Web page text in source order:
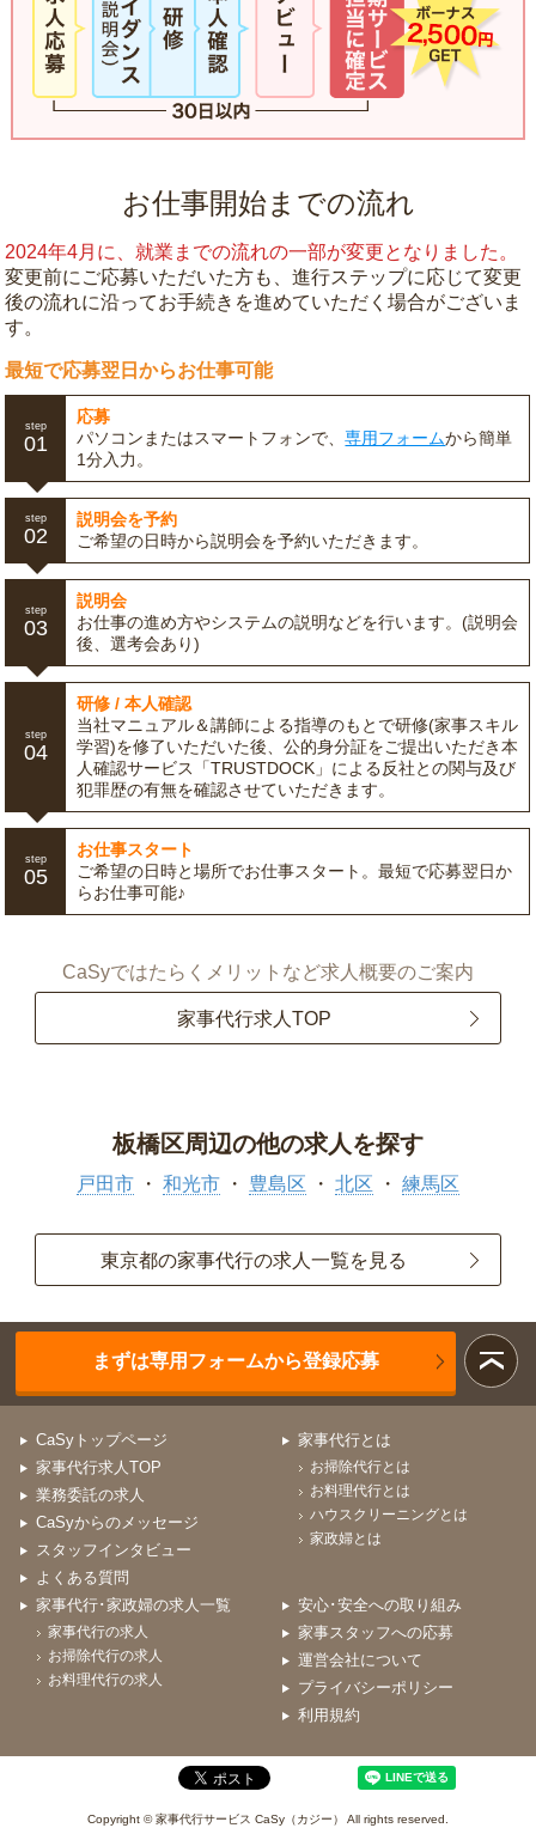
お仕事開始までの流れ
2024年4月に、就業までの流れの一部が変更となりました。
変更前にご応募いただいた方も、進行ステップに応じて変更
後の流れに沿ってお手続きを進めていただく場合がございま
す。
最短で応募翌日からお仕事可能
step
01
応募
パソコンまたはスマートフォンで、専用フォームから簡単
1分入力。
step
02
説明会を予約
ご希望の日時から説明会を予約いただきます。
step
03
説明会
お仕事の進め方やシステムの説明などを行います。(説明会
後、選考会あり)
step
04
研修 / 本人確認
当社マニュアル＆講師による指導のもとで研修(家事スキル
学習)を修了いただいた後、公的身分証をご提出いただき本
人確認サービス「TRUSTDOCK」による反社との関与及び
犯罪歴の有無を確認させていただきます。
step
05
お仕事スタート
ご希望の日時と場所でお仕事スタート。最短で応募翌日か
らお仕事可能♪
CaSyではたらくメリットなど求人概要のご案内
家事代行求人TOP
板橋区周辺の他の求人を探す
戸田市 和光市 豊島区 北区 練馬区
東京都の家事代行の求人一覧を見る
まずは専用フォームから登録応募
CaSyトップページ
家事代行求人TOP
業務委託の求人
CaSyからのメッセージ
スタッフインタビュー
よくある質問
家事代行とは
お掃除代行とは
お料理代行とは
ハウスクリーニングとは
家政婦とは
家事代行･家政婦の求人一覧
家事代行の求人
お掃除代行の求人
お料理代行の求人
安心･安全への取り組み
家事スタッフへの応募
運営会社について
プライバシーポリシー
利用規約
Copyright © 家事代行サービス CaSy（カジー） All rights reserved.